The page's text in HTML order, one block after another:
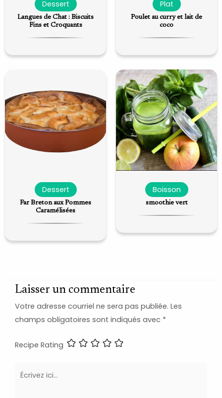
Dessert
Langues de Chat : Biscuits
Fins et Croquants
Plat
Poulet au curry et lait de
coco
Dessert
Far Breton aux Pommes
Caramélisées
Boisson
smoothie vert
Laisser un commentaire
Votre adresse courriel ne sera pas publiée. Les
champs obligatoires sont indiqués avec *
Recipe Rating
Écrivez